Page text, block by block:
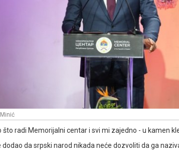
što radi Memorijalni centar i svi mi zajedno - u kamen
dodao da srpski narod nikada neće dozvoliti da ga